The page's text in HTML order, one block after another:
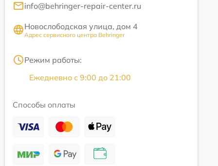
info@behringer-repair-center.ru
Новослободская улица, дом 4
Адрес сервисного центра Behringer
Режим работы:
Ежедневно с 9:00 до 21:00
Способы оплаты